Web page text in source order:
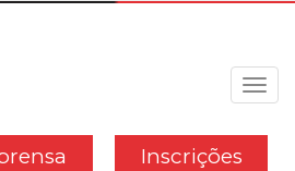
Inscrições